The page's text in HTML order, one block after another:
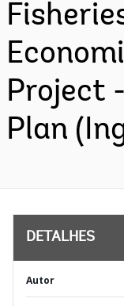
Project
Plan
DETALHES
Autor